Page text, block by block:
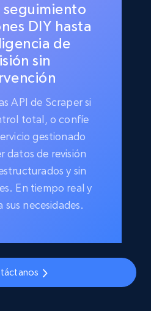
seguimiento
DIY hasta
de
sin
API de Scraper si
total, o confíe
gestionado
datos de revisión
y sin
En tiempo real y
necesidades.